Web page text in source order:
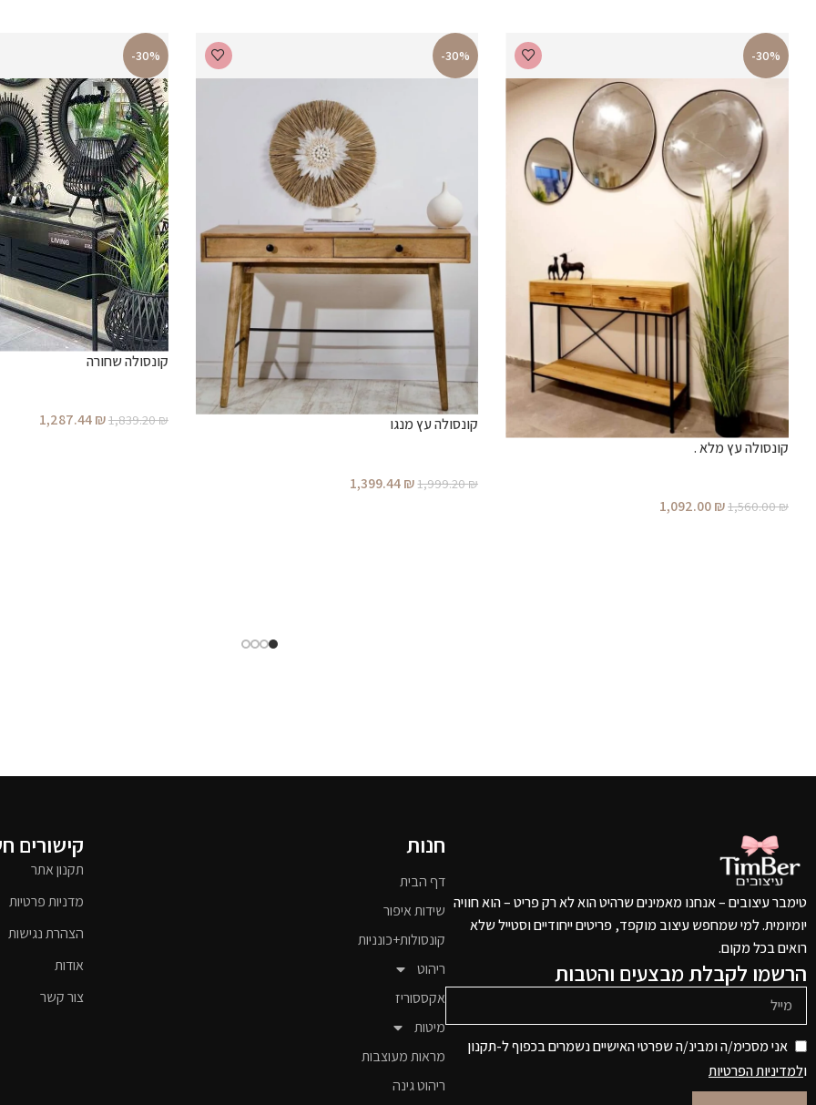
-30%
קונסולה עץ מלא .
1,560.00₪
1,092.00₪
-30%
קונסולה עץ מנגו
1,999.20₪
1,399.44₪
-30%
קונסולה שחורה
1,839.20₪
1,287.44₪
טימבר עיצובים – אנחנו מאמינים שרהיט הוא לא רק פריט – הוא חוויה
יומיומית. למי שמחפש עיצוב מוקפד, פריטים ייחודיים וסטייל שלא
רואים בכל מקום.
הרשמו לקבלת מבצעים והטבות
אני מסכימ/ה ומבינ/ה שפרטי האישיים נשמרים בכפוף ל-תקנון
ולמדיניות הפרטיות
חנות
דף הבית
שידות איפור
קונסולות+כונניות
ריהוט
אקססוריז
מיטות
מראות מעוצבות
ריהוט גינה
קישורים
תקנון אתר
מדניות פרטיות
הצהרת נגישות
אודות
צור קשר